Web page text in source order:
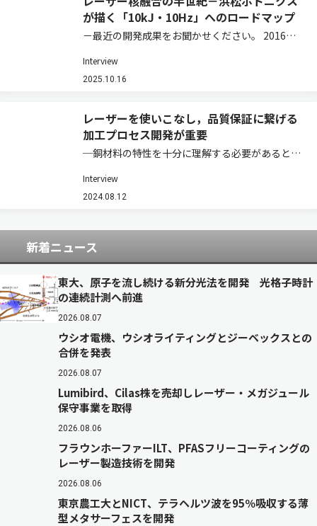
が描く「10kJ・10Hz」へのロードマップ
－最近の開発成果をお聞かせください。 2016
ダーとした新エネルギー・産業技術総合開発機構
（NEDO）プロジェクト「高輝度・高効率次世代
Interview
2025.10.16
レーザーを使いこなし，品質保証に繋げる
加工プロセス開発が重要
─銅材料の特性を十分に理解する必要があるとい
い鉄鋼材料やステンレス鋼に比べて，銅材料は熱
がスーッと早く逃げていきやすいので，熱伝導率
Interview
2024.08.12
新着ニュース
東大、原子を流し続ける新分光法を開発 光格子時計
の連続計測へ前進
2026.08.07
ウシオ電機、ウシオライティングとジーベックスとの
合併を発表
2026.08.07
Lumibird、Cilas株を売却しレーザー・メガジュール
保守事業を取得
2026.08.06
フラウンホーファーILT、PFASフリーコーティングの
レーザー製造技術を開発
2026.08.06
東京農工大とNICT、テラヘルツ波を95％吸収する薄
型メタサーフェスを開発